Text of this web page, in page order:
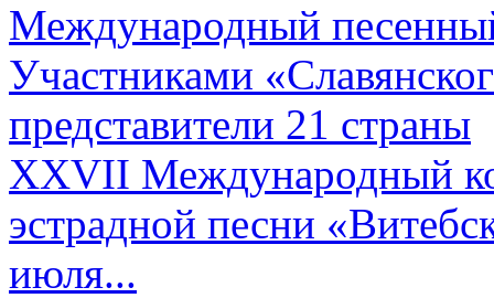
Международный
Участниками
представители 21 страны
XXVII Международный
эстрадной песни
июля...